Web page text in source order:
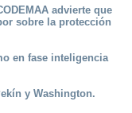
advierte que
sobre la protección
en fase inteligencia
y Washington.